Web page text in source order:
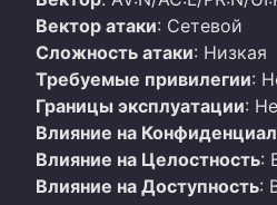
Вектор атаки: Сетевой
Сложность атаки: Низкая
Требуемые привилегии:
Границы эксплуатации:
Влияние на
Влияние на Целостность:
Влияние на Доступность: